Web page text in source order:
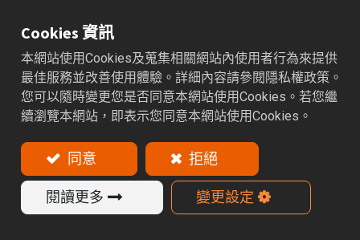
CIMT 2025-中國國際機床展
有疑問嗎？我們隨時為您提供協
助。
Cookies 資訊
本網站使用Cookies及蒐集相關網站內使用者行為來提供
最佳服務並改善使用體驗。詳細內容請參閱隱私權政策。
您可以隨時變更您是否同意本網站使用Cookies。若您繼
續瀏覽本網站，即表示您同意本網站使用Cookies。
同意 拒絕
閱讀更多 變更設定